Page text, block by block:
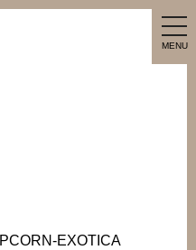
MENU
EXOTICA